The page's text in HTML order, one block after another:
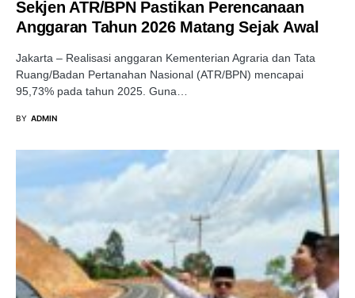
Sekjen ATR/BPN Pastikan Perencanaan
Anggaran Tahun 2026 Matang Sejak Awal
​Jakarta – Realisasi anggaran Kementerian Agraria dan Tata
Ruang/Badan Pertanahan Nasional (ATR/BPN) mencapai
95,73% pada tahun 2025. Guna…
BY ADMIN